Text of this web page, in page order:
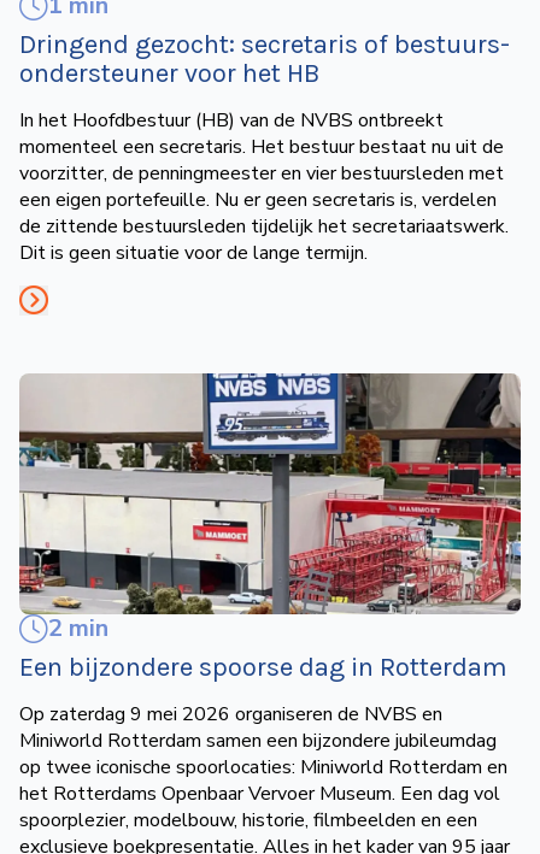
Dringend gezocht: secretaris of bestuurs­
ondersteuner voor het HB
In het Hoofdbestuur (HB) van de NVBS ontbreekt
momenteel een secretaris. Het bestuur bestaat nu uit de
voorzitter, de penningmeester en vier bestuursleden met
een eigen portefeuille. Nu er geen secretaris is, verdelen
de zittende bestuursleden tijdelijk het secretariaatswerk.
Dit is geen situatie voor de lange termijn.
2 min
Een bijzondere spoorse dag in Rotterdam
Op zaterdag 9 mei 2026 organiseren de NVBS en
Miniworld Rotterdam samen een bijzondere jubileumdag
op twee iconische spoorlocaties: Miniworld Rotterdam en
het Rotterdams Openbaar Vervoer Museum. Een dag vol
spoorplezier, modelbouw, historie, filmbeelden en een
exclusieve boekpresentatie. Alles in het kader van 95 jaar